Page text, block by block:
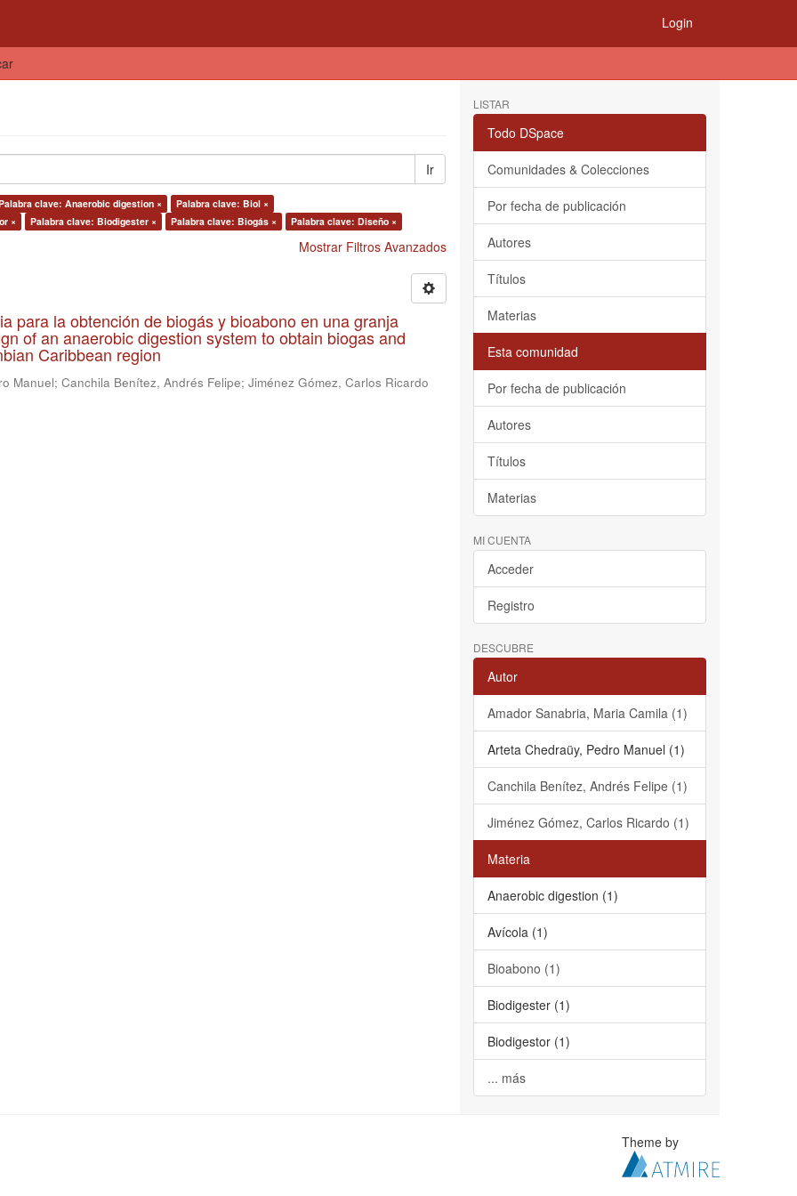
Login
Ir
clave: Anaerobic digestion ×
Palabra clave: Biol ×
× Palabra clave: Biodigester × Palabra clave: Biogás × Palabra clave: Diseño ×
Mostrar Filtros Avanzados
para la obtención de biogás y bioabono en una granja
of an anaerobic digestion system to obtain biogas and
Caribbean region
Manuel; Canchila Benítez, Andrés Felipe; Jiménez Gómez, Carlos Ricardo
LISTAR
Todo DSpace
Comunidades & Colecciones
Por fecha de publicación
Autores
Títulos
Materias
Esta comunidad
Por fecha de publicación
Autores
Títulos
Materias
MI CUENTA
Acceder
Registro
DESCUBRE
Autor
Amador Sanabria, Maria Camila (1)
Arteta Chedraüy, Pedro Manuel (1)
Canchila Benítez, Andrés Felipe (1)
Jiménez Gómez, Carlos Ricardo (1)
Materia
Anaerobic digestion (1)
Avícola (1)
Bioabono (1)
Biodigester (1)
Biodigestor (1)
... más
Theme by